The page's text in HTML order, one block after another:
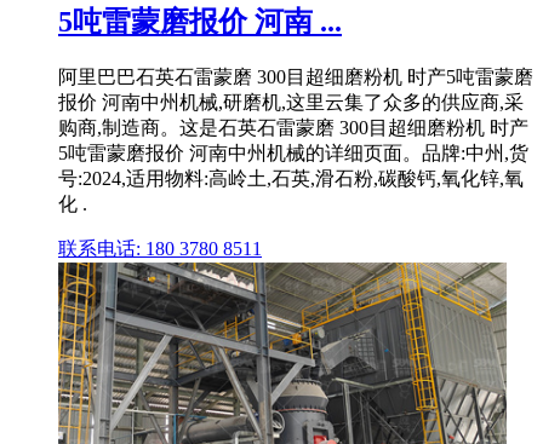
5吨雷蒙磨报价 河南 ...
阿里巴巴石英石雷蒙磨 300目超细磨粉机 时产5吨雷蒙磨
报价 河南中州机械,研磨机,这里云集了众多的供应商,采
购商,制造商。这是石英石雷蒙磨 300目超细磨粉机 时产
5吨雷蒙磨报价 河南中州机械的详细页面。品牌:中州,货
号:2024,适用物料:高岭土,石英,滑石粉,碳酸钙,氧化锌,氧
化 .
联系电话: 180 3780 8511